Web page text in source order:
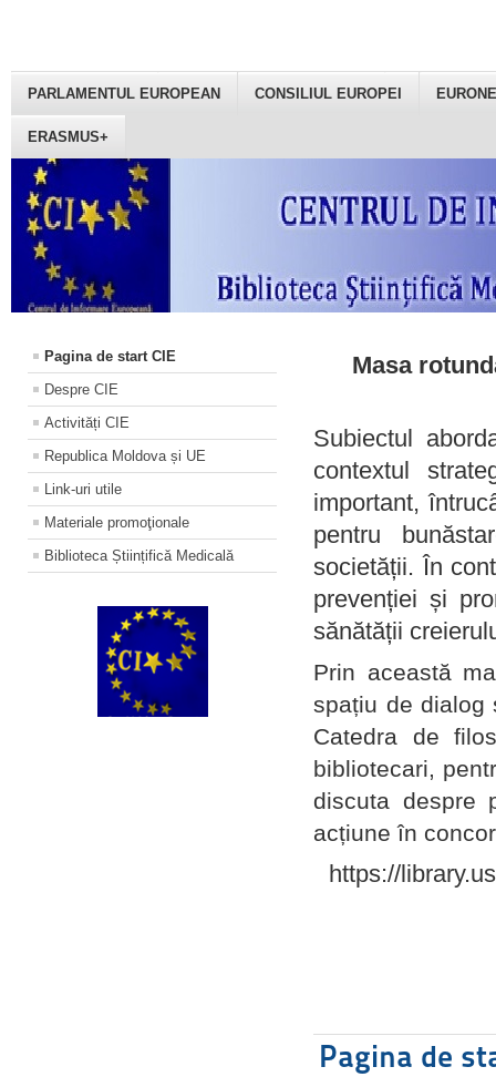
PARLAMENTUL EUROPEAN CONSILIUL EUROPEI
ERASMUS+
Pagina de start CIE
Despre CIE
Activități CIE
Republica Moldova și UE
Link-uri utile
Materiale promoţionale
Biblioteca Științifică Medicală
Masa
Subiectul
contextul
important,
pentru
societății. În
prevenției și
sănătății
Prin această
spațiu de dialog
Catedra de
bibliotecari,
discuta despre
acțiune în
https://
Pagina de